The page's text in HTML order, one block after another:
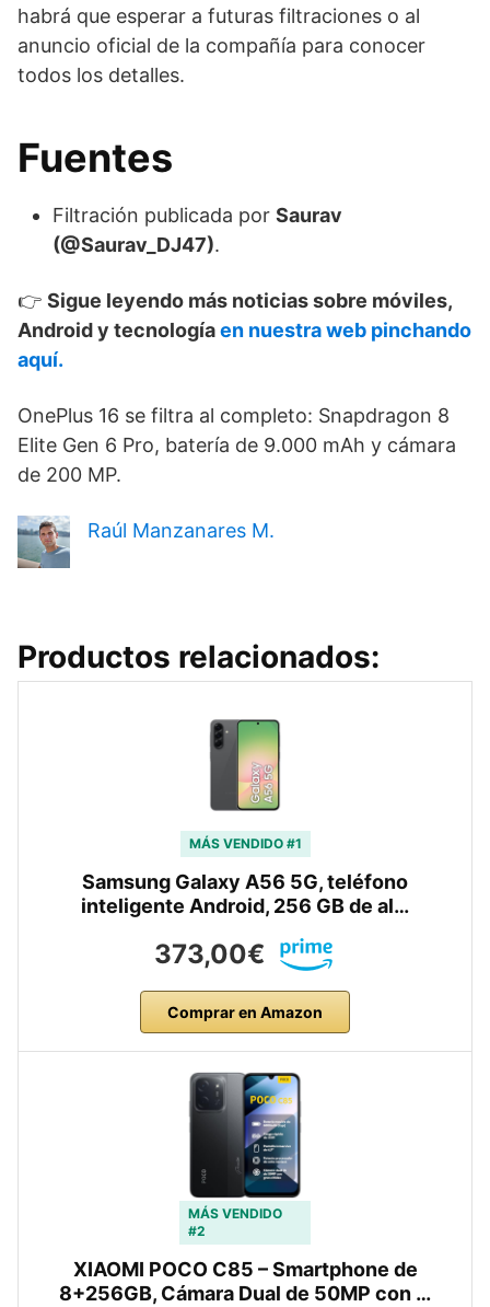
habrá que esperar a futuras filtraciones o al
anuncio oficial de la compañía para conocer
todos los detalles.
Fuentes
Filtración publicada por Saurav
(@Saurav_DJ47).
👉 Sigue leyendo más noticias sobre móviles,
Android y tecnologíaen nuestra web pinchando
aquí.
OnePlus 16 se filtra al completo: Snapdragon 8
Elite Gen 6 Pro, batería de 9.000 mAh y cámara
de 200 MP.
Raúl Manzanares M.
Productos relacionados:
MÁS VENDIDO #1
Samsung Galaxy A56 5G, teléfono
inteligente Android, 256 GB de al…
373,00€
Comprar en Amazon
MÁS VENDIDO
#2
XIAOMI POCO C85 – Smartphone de
8+256GB, Cámara Dual de 50MP con …